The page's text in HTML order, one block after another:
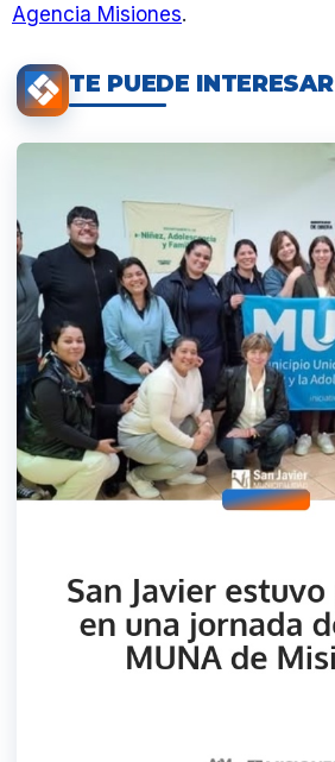
Agencia Misiones.
TE PUEDE INTERESAR